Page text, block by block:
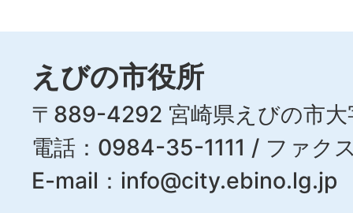
えびの市役所
〒889-4292 宮崎県えびの市大
電話：0984-35-1111 / ファ
E-mail： info@city.ebino.lg.jp